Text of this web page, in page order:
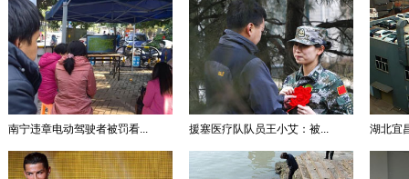
南宁违章电动驾驶者被罚看... 援塞医疗队队员王小艾：被... 湖北宜